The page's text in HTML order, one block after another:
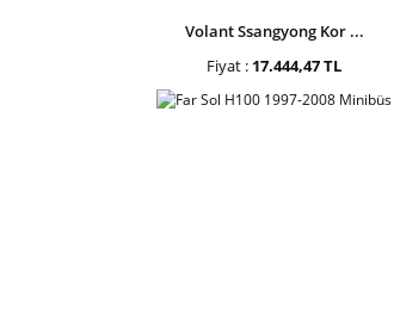
Volant Ssangyong Kor ...
Fiyat : 17.444,47 TL